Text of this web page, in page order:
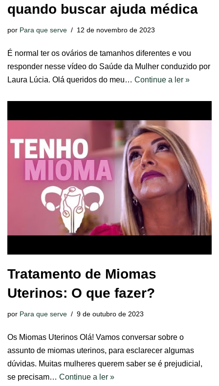
quando buscar ajuda médica
por Para que serve 12 de novembro de 2023
É normal ter os ovários de tamanhos diferentes e vou
responder nesse vídeo do Saúde da Mulher conduzido por
Laura Lúcia. Olá queridos do meu… Continue a ler »
Tratamento de Miomas
Uterinos: O que fazer?
por Para que serve 9 de outubro de 2023
Os Miomas Uterinos Olá! Vamos conversar sobre o
assunto de miomas uterinos, para esclarecer algumas
dúvidas. Muitas mulheres querem saber se é prejudicial,
se precisam… Continue a ler »